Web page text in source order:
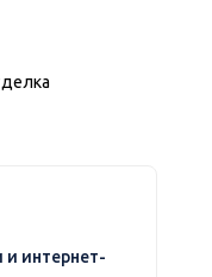
интернет-